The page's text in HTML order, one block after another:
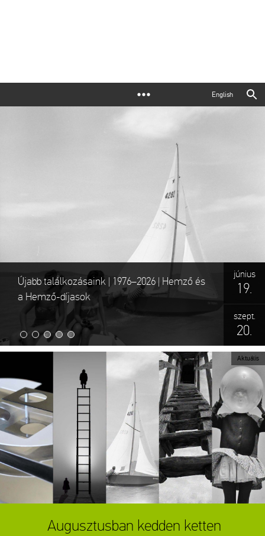
English
Újabb találkozásaink | 1976–2026 | Hemző és
a Hemző-díjasok
június
19.
szept.
20.
RÉVÉSZ TAMÁS_Csend | A mindennapok
költészete
július
17.
október
11.
Augusztusban kedden ketten
Aktuális